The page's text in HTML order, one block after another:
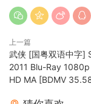
上一篇
武侠 [国粤双语中字]
2011 Blu-Ray
HD MA [BDMV